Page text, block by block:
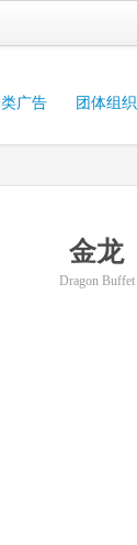
广告 团体组织
金龙
Dragon Buffet